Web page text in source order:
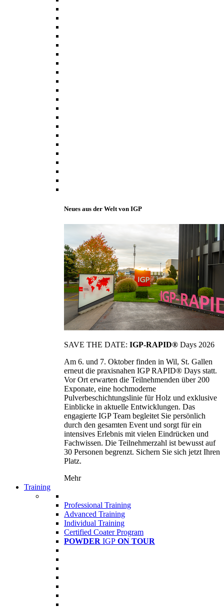
Neues aus der Welt von IGP
SAVE THE DATE: IGP-RAPID® Days 2026
Am 6. und 7. Oktober finden in Wil, St. Gallen
erneut die praxisnahen IGP RAPID® Days statt.
Vor Ort erwarten die Teilnehmenden über 200
Exponate, eine hochmoderne
Pulverbeschichtungslinie für Holz und exklusive
Einblicke in aktuelle Entwicklungen. Das
engagierte IGP Team begleitet Sie persönlich
durch den gesamten Event und sorgt für ein
intensives Erlebnis mit vielen Eindrücken und
Fachwissen. Die Teilnehmerzahl ist bewusst auf
30 Personen begrenzt. Sichern Sie sich jetzt Ihren
Platz.
Mehr
Training
Professional Training
Advanced Training
Individual Training
Certified Coater Program
POWDER IGP ON TOUR